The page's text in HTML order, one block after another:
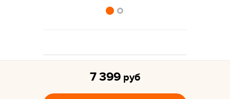
7 399 руб